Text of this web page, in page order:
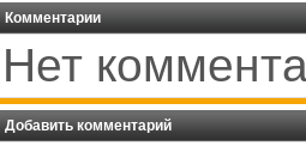
Комментарии
Нет
Добавить комментарий